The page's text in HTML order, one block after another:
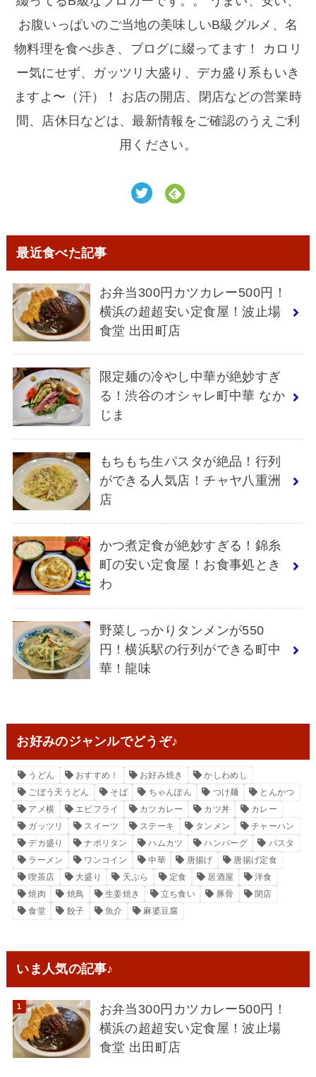
お腹いっぱいのご当地の美味しいB級グルメ、名
物料理を食べ歩き、ブログに綴ってます！ カロリ
ー気にせず、ガッツリ大盛り、デカ盛り系もいき
ますよ〜（汗）！ お店の開店、閉店などの営業時
間、店休日などは、最新情報をご確認のうえご利
用ください。
最近食べた記事
お弁当300円カツカレー500円！
横浜の超超安い定食屋！波止場
食堂 出田町店
限定麺の冷やし中華が絶妙すぎ
る！渋谷のオシャレ町中華 なか
じま
もちもち生パスタが絶品！行列
ができる人気店！チャヤ八重洲
店
かつ煮定食が絶妙すぎる！錦糸
町の安い定食屋！お食事処とき
わ
野菜しっかりタンメンが550
円！横浜駅の行列ができる町中
華！龍味
お好みのジャンルでどうぞ♪
うどん おすすめ！ お好み焼き
かしわめし
ごぼう天うどん
そば ちゃんぽん つけ麺
とんかつ
アメ横
エビフライ カツカレー カツ丼
カレー
ガッツリ
スイーツ ステーキ タンメン
チャーハン
デカ盛り
ナポリタン ハムカツ ハンバーグ
パスタ
ラーメン
ワンコイン 中華 唐揚げ
唐揚げ定食
喫茶店
大盛り 天ぷら 定食 居酒屋
洋食
焼肉
焼鳥 生姜焼き 立ち食い 豚骨
閉店
食堂
餃子 魚介 麻婆豆腐
いま人気の記事♪
お弁当300円カツカレー500円！
横浜の超超安い定食屋！波止場
食堂 出田町店